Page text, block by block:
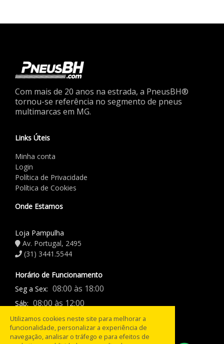
Com mais de 20 anos na estrada, a PneusBH®
tornou-se referência no segmento de pneus
multimarcas em MG.
Links Úteis
Minha conta
Login
Política de Privacidade
Política de Cookies
Onde Estamos
Loja Pampulha
Av. Portugal, 2495
(31) 3441.5544
Horário de Funcionamento
Seg a Sex: 08:00 às 18:00
Sáb: 08:00 às 12:00
Domingo: Fechado
Utilizamos cookies neste site para melhorar a
funcionalidade, personalizar a experiência de
navegação, analisar o tráfego e para efeitos de